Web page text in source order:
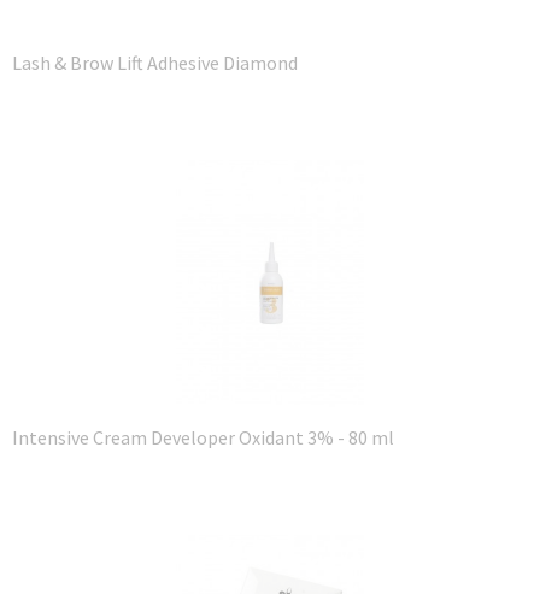
Lash & Brow Lift Adhesive Diamond
Intensive Cream Developer Oxidant 3% - 80 ml